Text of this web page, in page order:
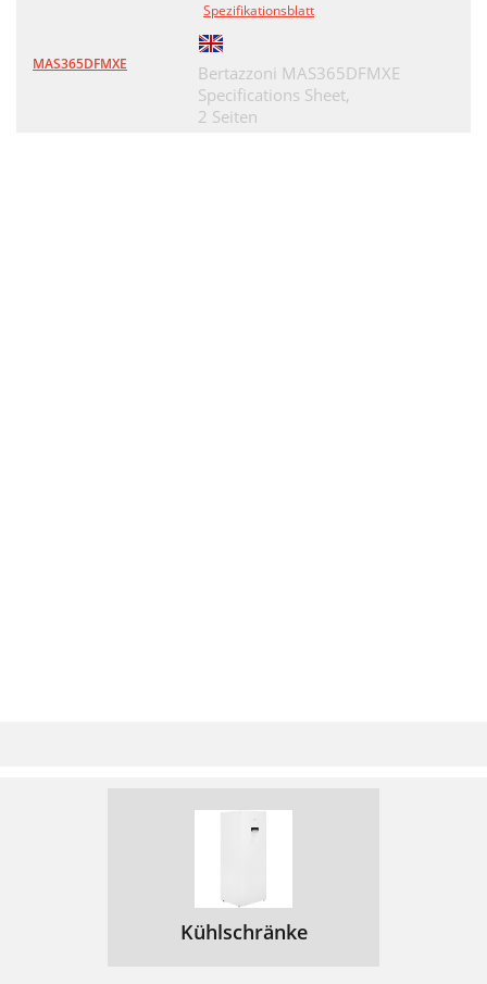
MAS365DFMXE
Spezifikationsblatt
Bertazzoni MAS365DFMXE
Specifications Sheet,
2 Seiten
Kühlschränke